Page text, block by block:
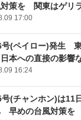
策を 関東はゲリ
17:00
号(ペイロー)発生
本への直接の影響
16:24
号(チャンホン)は11
早めの台風対策を